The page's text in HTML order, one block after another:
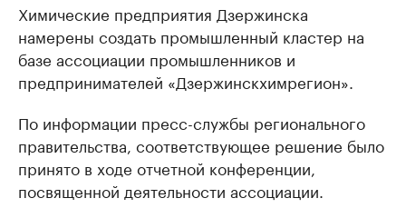
Химические предприятия Дзержинска
намерены создать промышленный кластер на
базе ассоциации промышленников и
предпринимателей «Дзержинскхимрегион».
По информации пресс-службы регионального
правительства, соответствующее решение было
принято в ходе отчетной конференции,
посвященной деятельности ассоциации.